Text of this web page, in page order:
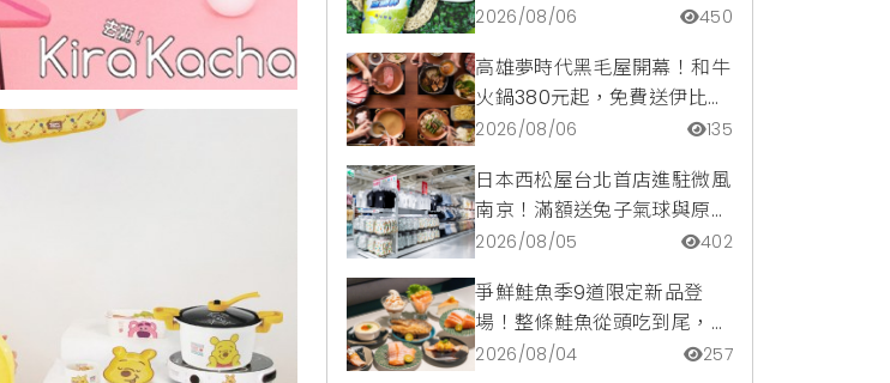
嚐鮮價39元特調咖啡氣泡水
2026/08/06 450
高雄夢時代黑毛屋開幕！和牛
火鍋380元起，免費送伊比利
豬再享青森蘋果冰淇淋加購
2026/08/06 135
日本西松屋台北首店進駐微風
南京！滿額送兔子氣球與原創
托特包，指定夏裝享8折優惠
2026/08/05 402
爭鮮鮭魚季9道限定新品登
場！整條鮭魚從頭吃到尾，鹹
甜鮭魚卵霜淇淋開吃，滿額再
2026/08/04 257